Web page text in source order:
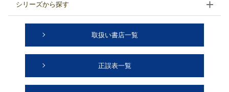
シリーズから探す
取扱い書店一覧
正誤表一覧